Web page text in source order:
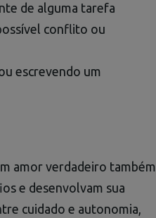
de alguma tarefa
conflito ou
escrevendo um
amor verdadeiro também
e desenvolvam sua
cuidado e autonomia,